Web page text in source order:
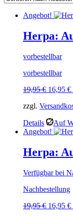
Angebot!
Herpa:
vorbestellbar
vorbestellbar
19,95€
war:
16,95 €
zzgl.
Details
Auf
Angebot!
Herpa:
Verfügbar bei
Nachbestellung
19,95€ 16,95 €